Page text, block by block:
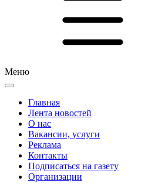
Меню
Главная
Лента новостей
О нас
Вакансии, услуги
Реклама
Контакты
Подписаться на газету
Организации